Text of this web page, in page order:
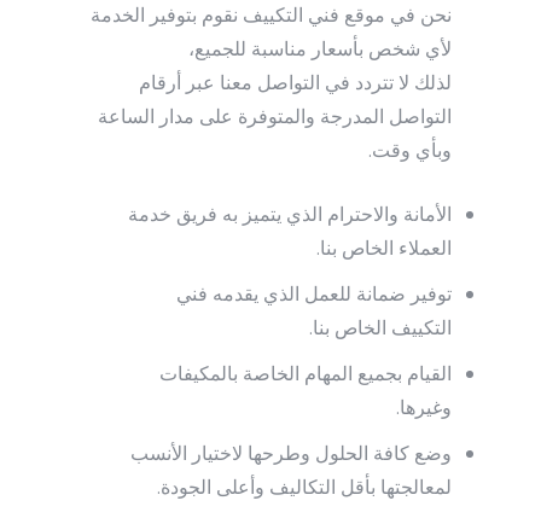
نحن في موقع فني التكييف نقوم بتوفير الخدمة
لأي شخص بأسعار مناسبة للجميع،
لذلك لا تتردد في التواصل معنا عبر أرقام
التواصل المدرجة والمتوفرة على مدار الساعة
وبأي وقت.
الأمانة والاحترام الذي يتميز به فريق خدمة
العملاء الخاص بنا.
توفير ضمانة للعمل الذي يقدمه فني
التكييف الخاص بنا.
القيام بجميع المهام الخاصة بالمكيفات
وغيرها.
وضع كافة الحلول وطرحها لاختيار الأنسب
لمعالجتها بأقل التكاليف وأعلى الجودة.